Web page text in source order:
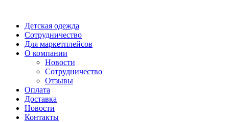
Детская одежда
Сотрудничество
Для маркетплейсов
О компании
Новости
Сотрудничество
Отзывы
Оплата
Доставка
Новости
Контакты